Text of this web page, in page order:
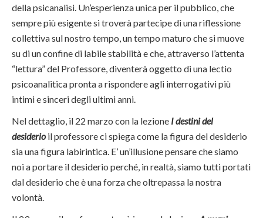
della psicanalisi. Un’esperienza unica per il pubblico, che
sempre più esigente si troverà partecipe di una riflessione
collettiva sul nostro tempo, un tempo maturo che si muove
su di un confine di labile stabilità e che, attraverso l’attenta
“lettura” del Professore, diventerà oggetto di una lectio
psicoanalitica pronta a rispondere agli interrogativi più
intimi e sinceri degli ultimi anni.
Nel dettaglio, il 22 marzo con la lezione I destini del
desiderioil professore ci spiega come la figura del desiderio
sia una figura labirintica. E’ un’illusione pensare che siamo
noi a portare il desiderio perché, in realtà, siamo tutti portati
dal desiderio che è una forza che oltrepassa la nostra
volontà.